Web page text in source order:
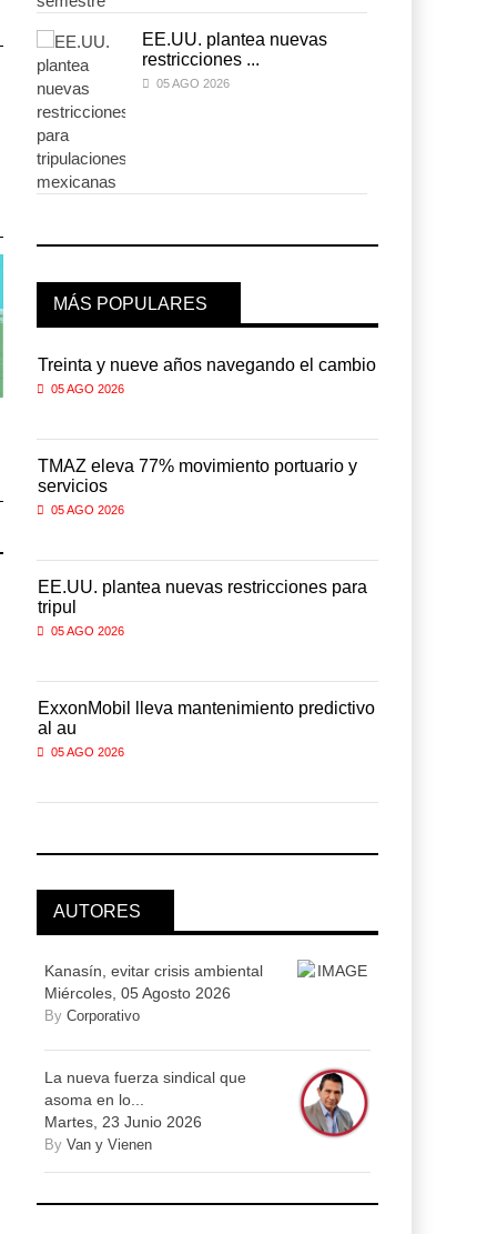
05 AGO 2026
Cruceros crecen en Caribe
mientras bajan ferr ...
ramal ferroviario ...
04 AGO 2026
05 AGO 2026
ramal ferroviario ...
04 AGO 2026
EE.UU. plantea nuevas
restricciones ...
05 AGO 2026
MÁS POPULARES
Treinta y nueve años navegando el cambio
05 AGO 2026
TMAZ eleva 77% movimiento portuario y
servicios
05 AGO 2026
EE.UU. plantea nuevas restricciones para
tripul
05 AGO 2026
ExxonMobil lleva mantenimiento predictivo
al au
05 AGO 2026
AUTORES
Kanasín, evitar crisis ambiental
Miércoles, 05 Agosto 2026
By Corporativo
La nueva fuerza sindical que
asoma en lo...
Martes, 23 Junio 2026
By Van y Vienen